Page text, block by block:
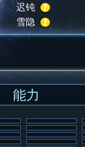
迟钝
雪隐
能力